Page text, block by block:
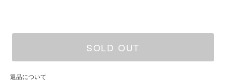
SOLD OUT
返品について